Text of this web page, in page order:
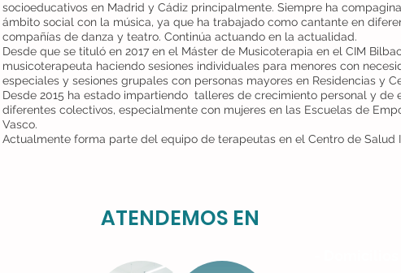
socioeducativos en Madrid y Cádiz principalmente. Siempre ha
ámbito social con la música, ya que ha trabajado como cantante en
compañías de danza y teatro. Continúa actuando en la actualidad.
Desde que se tituló en 2017 en el Máster de Musicoterapia en el CIM
musicoterapeuta haciendo sesiones individuales para menores con
especiales y sesiones grupales con personas mayores en Residencias y
Desde 2015 ha estado impartiendo talleres de crecimiento personal y de
diferentes colectivos, especialmente con mujeres en las Escuelas de
Vasco.
Actualmente forma parte del equipo de terapeutas en el Centro de Salud
ATENDEMOS EN